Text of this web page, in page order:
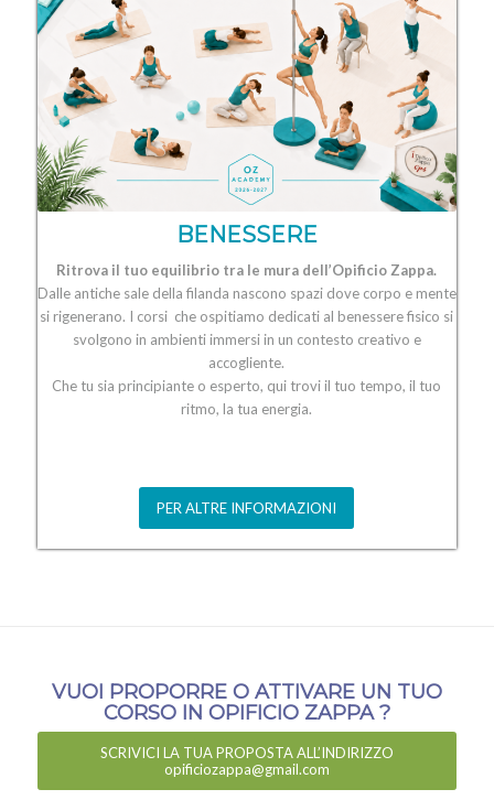
BENESSERE
Ritrova il tuo equilibrio tra le mura dell’Opificio Zappa.
Dalle antiche sale della filanda nascono spazi dove corpo e mente
si rigenerano. I corsi che ospitiamo dedicati al benessere fisico si
svolgono in ambienti immersi in un contesto creativo e
accogliente.
Che tu sia principiante o esperto, qui trovi il tuo tempo, il tuo
ritmo, la tua energia.
PER ALTRE INFORMAZIONI
VUOI PROPORRE O ATTIVARE UN TUO
CORSO IN OPIFICIO ZAPPA ?
SCRIVICI LA TUA PROPOSTA ALL’INDIRIZZO
opificiozappa@gmail.com